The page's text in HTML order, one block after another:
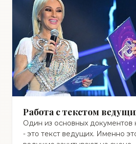
Работа с текстом
Один из основных документов
- это текст ведущих. Именно